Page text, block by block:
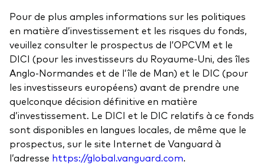
Pour de plus amples informations sur les politiques
en matière d’investissement et les risques du fonds,
veuillez consulter le prospectus de l’OPCVM et le
DICI (pour les investisseurs du Royaume-Uni, des îles
Anglo-Normandes et de l’île de Man) et le DIC (pour
les investisseurs européens) avant de prendre une
quelconque décision définitive en matière
d’investissement. Le DICI et le DIC relatifs à ce fonds
sont disponibles en langues locales, de même que le
prospectus, sur le site Internet de Vanguard à
l’adresse https://global.vanguard.com.